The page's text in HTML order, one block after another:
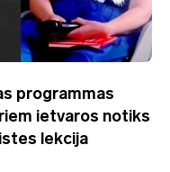
programmas
ietvaros notiks
lekcija